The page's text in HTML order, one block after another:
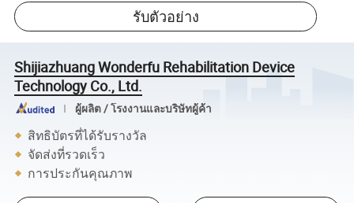
รับตัวอย่าง
Shijiazhuang Wonderfu Rehabilitation Device
Technology Co., Ltd.
ผู้ผลิต / โรงงานและบริษัทผู้ค้า
สิทธิบัตรที่ได้รับรางวัล
จัดส่งที่รวดเร็ว
การประกันคุณภาพ